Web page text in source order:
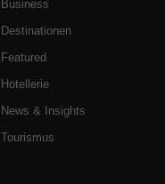
Business
Destinationen
Featured
Hotellerie
News & Insights
Tourismus